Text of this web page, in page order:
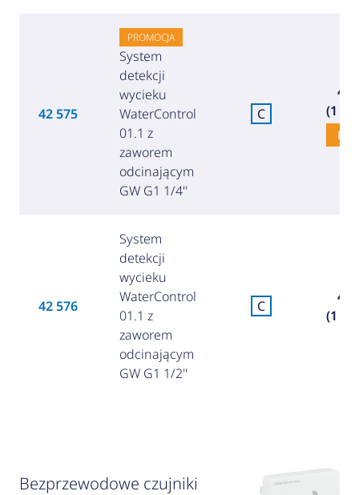
42 575
PROMOCJA
System
detekcji
wycieku
WaterControl
01.1 z
zaworem
odcinającym
GW G1 1/4''
C
(1
42 576
System
detekcji
wycieku
WaterControl
01.1 z
zaworem
odcinającym
GW G1 1/2''
C
(1
Bezprzewodowe czujniki